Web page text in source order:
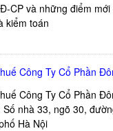
CP và những điểm
kiểm toán
Công Ty Cổ Phần
Công Ty Cổ Phần
nhà 33, ngõ 30,
Hà Nội